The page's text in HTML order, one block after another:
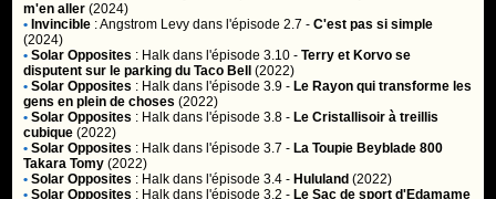
m'en aller (2024)
• Invincible :Angstrom Levy dans l'épisode 2.7 -C'est pas si simple
(2024)
• Solar Opposites : Halk dans l'épisode 3.10 -Terry et Korvo se
disputent sur le parking du Taco Bell
(2022)
• Solar Opposites : Halk dans l'épisode 3.9 - Le Rayon qui transforme les
gens en plein de choses (2022)
• Solar Opposites : Halk dans l'épisode 3.8 - Le Cristallisoir à treillis
cubique (2022)
• Solar Opposites : Halk dans l'épisode 3.7 - La Toupie Beyblade 800
Takara Tomy (2022)
• Solar Opposites : Halk dans l'épisode 3.4 - Hululand (2022)
• Solar Opposites : Halk dans l'épisode 3.2 - Le Sac de sport d'Edamame